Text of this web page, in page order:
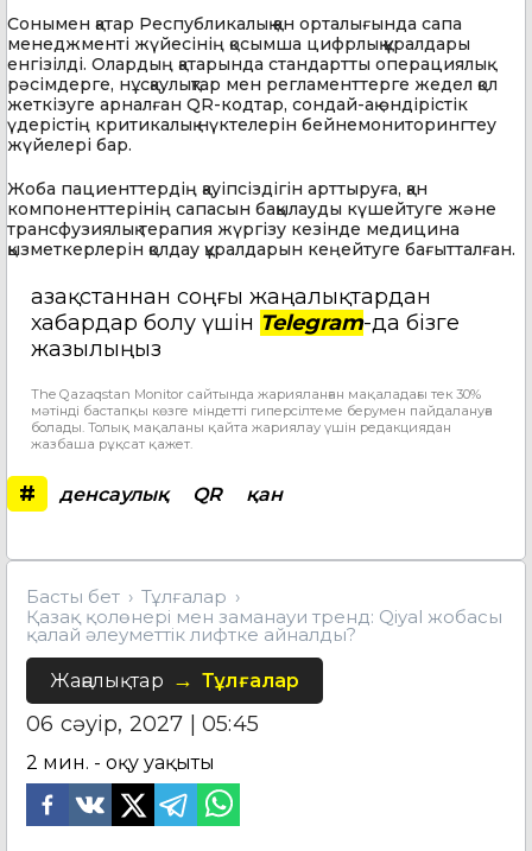
Сонымен қатар Республикалық қан орталығында сапа
менеджменті жүйесінің қосымша цифрлық құралдары
енгізілді. Олардың қатарында стандартты операциялық
рәсімдерге, нұсқаулықтар мен регламенттерге жедел қол
жеткізуге арналған QR-кодтар, сондай-ақ өндірістік
үдерістің критикалық нүктелерін бейнемониторингтеу
жүйелері бар.
Жоба пациенттердің қауіпсіздігін арттыруға, қан
компоненттерінің сапасын бақылауды күшейтуге және
трансфузиялық терапия жүргізу кезінде медицина
қызметкерлерін қолдау құралдарын кеңейтуге бағытталған.
Қазақстаннан соңғы жаңалықтардан
хабардар болу үшін Telegram-да бізге
жазылыңыз
The Qazaqstan Monitor сайтында жарияланған мақаладағы тек 30%
мәтінді бастапқы көзге міндетті гиперсілтеме берумен пайдалануға
болады. Толық мақаланы қайта жариялау үшін редакциядан
жазбаша рұқсат қажет.
# денсаулық QR қан
Басты бет
Тұлғалар
Қазақ қолөнері мен заманауи тренд: Qiyal жобасы
қалай әлеуметтік лифтке айналды?
Жаңалықтар Тұлғалар
06 сәуір, 2027 | 05:45
2 мин. - оқу уақыты